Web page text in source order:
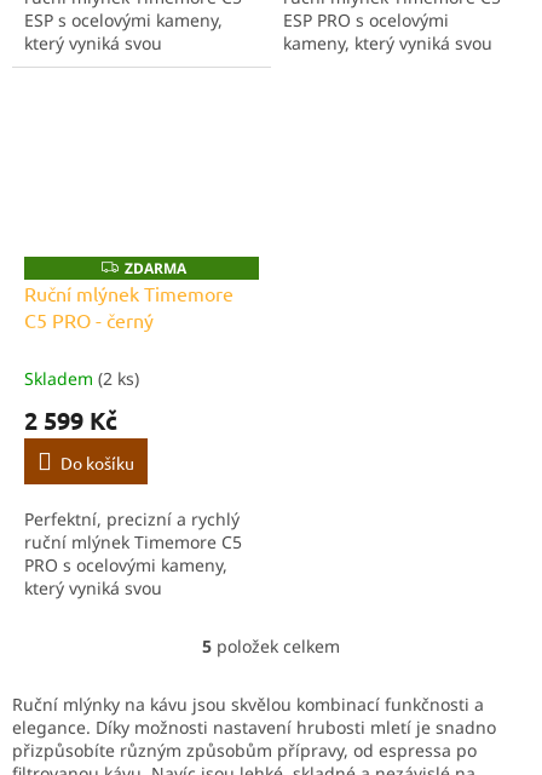
ESP s ocelovými kameny,
který vyniká svou
konzistentností a rychlostí
ESP PRO s ocelovými
kameny, který vyniká svou
Z
D
A
R
ZDARMA
Ruční mlýnek Timemore
C5 PRO - černý
Skladem (2 ks)
2 599 Kč
Do košíku
Perfektní, precizní a rychlý
ruční mlýnek Timemore C5
PRO s ocelovými kameny,
který vyniká svou
příprav – od základního
O
l
á
d
5 položek celkem
Ruční mlýnky na kávu jsou skvělou kombinací funkčnosti a
elegance. Díky možnosti nastavení hrubosti mletí je snadno
přizpůsobíte různým způsobům přípravy, od espressa po